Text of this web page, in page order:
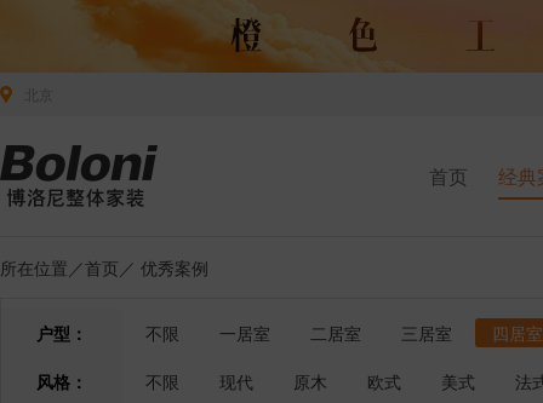
首页 经典
所在位置／首页 ／ 优秀案例
户型： 不限 一居室 二居室 三居室
四居室
风格：
不限 现代 原木 欧式 美式
法